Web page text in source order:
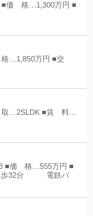
■価 格…1,300万円 ■
格…1,850万円 ■交
取…2SLDK ■賃 料…
■価 格…555万円 ■
歩32分 電鉄バ